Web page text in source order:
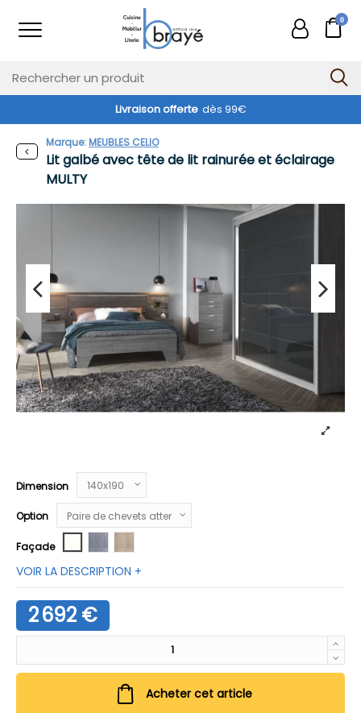
0
Livraison offerte dès 99€
Lit galbé avec tête de lit rainurée et éclairage
MULTY
Marque:MEUBLES CELIO
Dimension
Option
Façade
VOIR LA DESCRIPTION +
2 692 €
Acheter cet article